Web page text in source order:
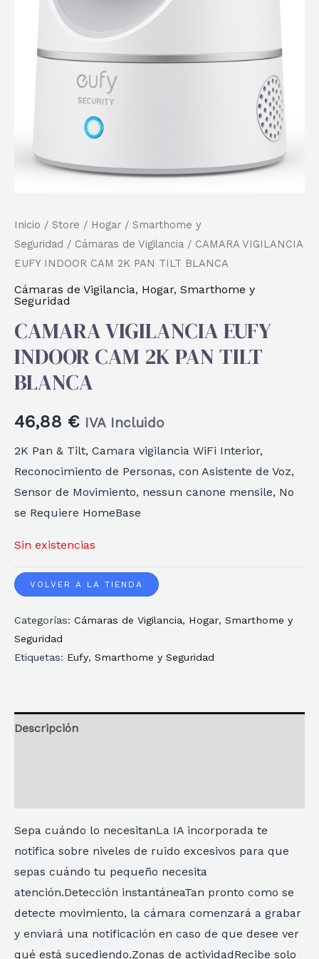
Inicio / Store / Hogar / Smarthome y
Seguridad / Cámaras de Vigilancia / CAMARA VIGILANCIA
EUFY INDOOR CAM 2K PAN TILT BLANCA
Cámaras de Vigilancia, Hogar, Smarthome y
Seguridad
CAMARA VIGILANCIA EUFY
INDOOR CAM 2K PAN TILT
BLANCA
46,88 € IVA Incluido
2K Pan & Tilt, Camara vigilancia WiFi Interior,
Reconocimiento de Personas, con Asistente de Voz,
Sensor de Movimiento, nessun canone mensile, No
se Requiere HomeBase
Sin existencias
VOLVER A LA TIENDA
Categorías: Cámaras de Vigilancia, Hogar, Smarthome y
Seguridad
Etiquetas: Eufy, Smarthome y Seguridad
Descripción
Sepa cuándo lo necesitanLa IA incorporada te
notifica sobre niveles de ruido excesivos para que
sepas cuándo tu pequeño necesita
atención.Detección instantáneaTan pronto como se
detecte movimiento, la cámara comenzará a grabar
y enviará una notificación en caso de que desee ver
qué está sucediendo.Zonas de actividadRecibe solo